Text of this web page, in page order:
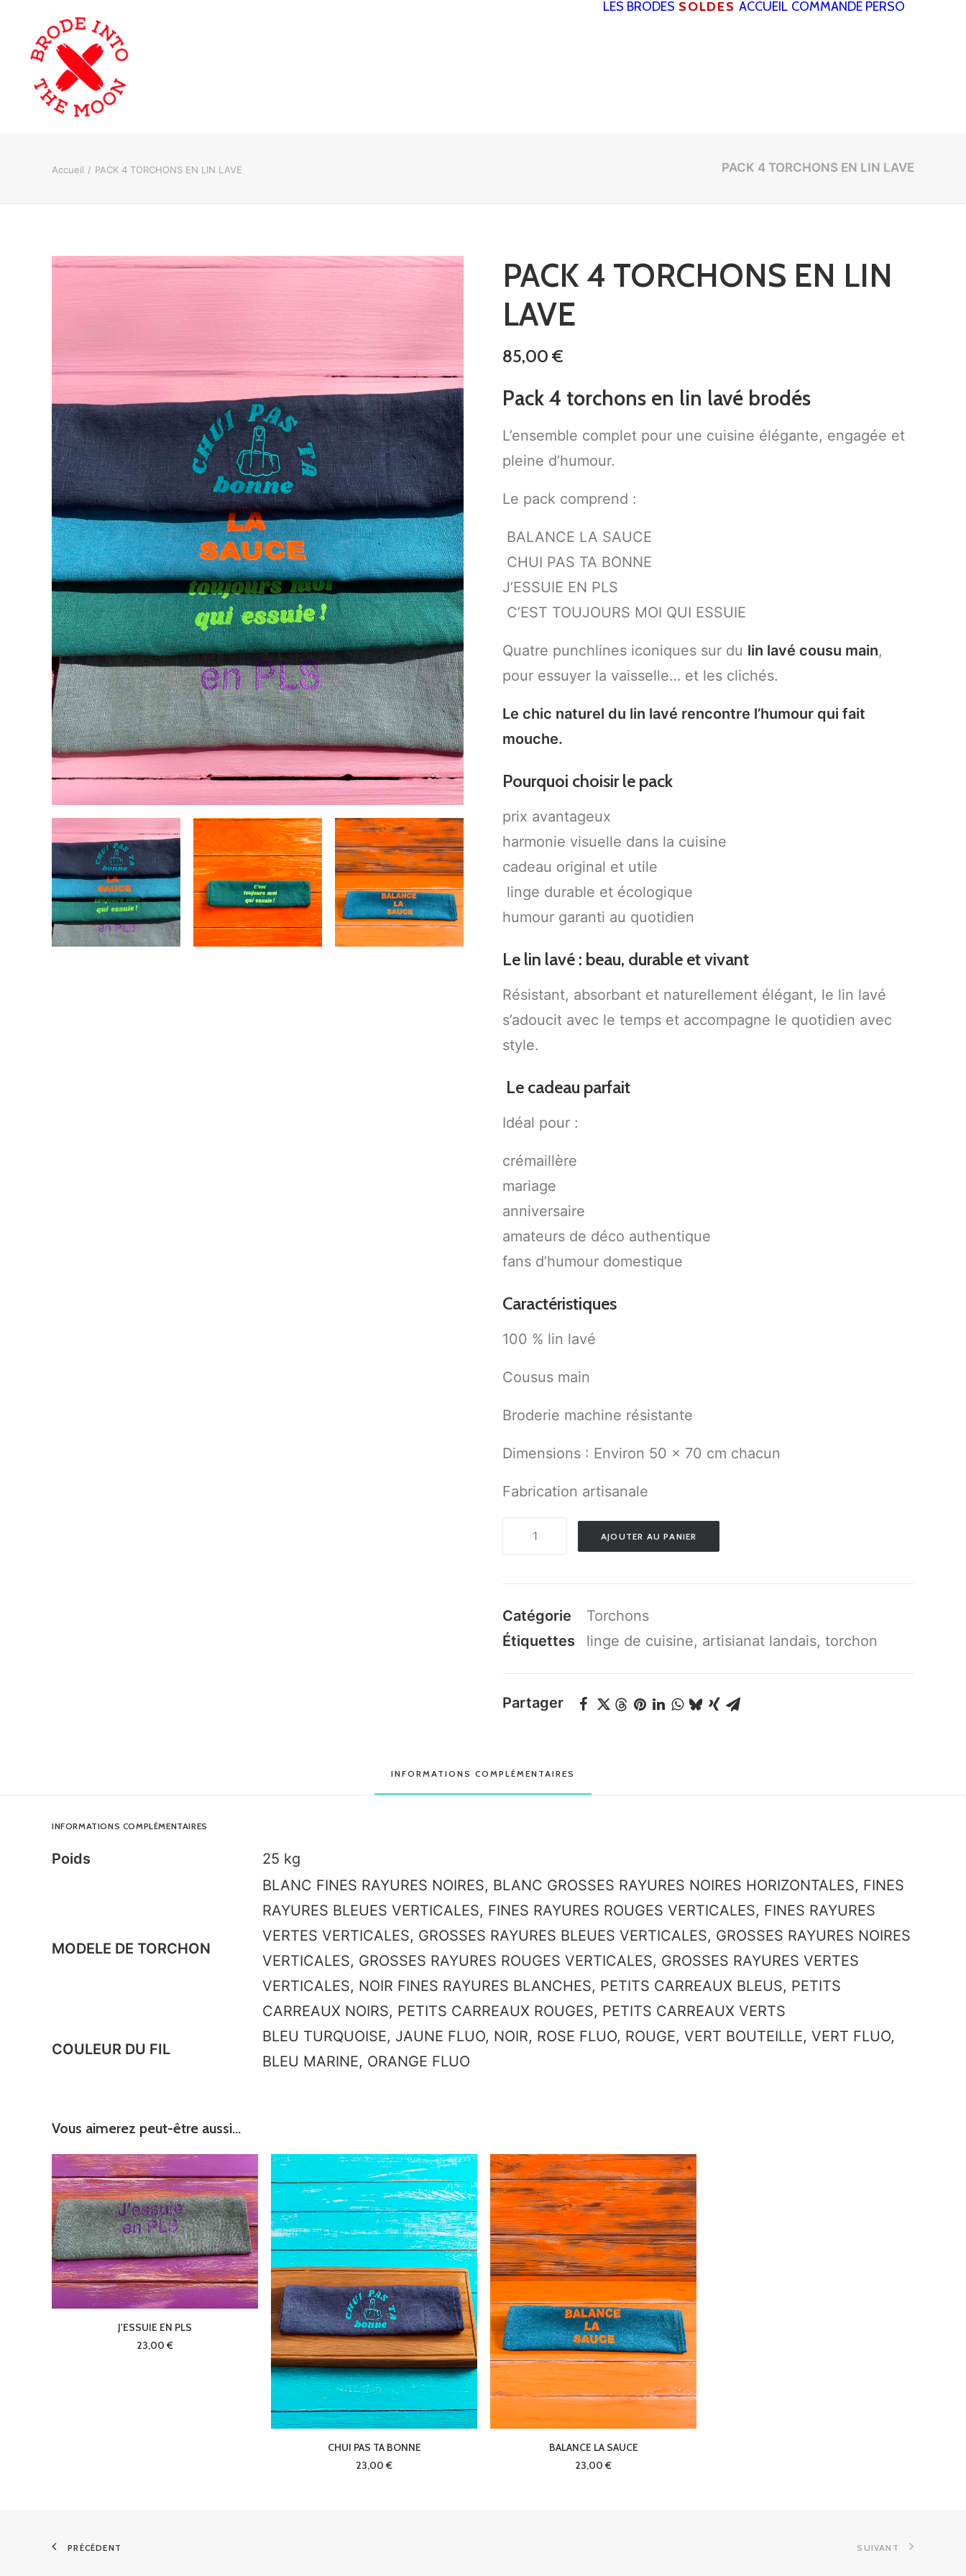
LES BRODES SOLDES ACCUEIL COMMANDE PERSO
PACK 4 TORCHONS EN LIN LAVE
Accueil PACK 4 TORCHONS EN LIN LAVE
PACK 4 TORCHONS EN LIN
LAVE
85,00 €
Pack 4 torchons en lin lavé brodés
L’ensemble complet pour une cuisine élégante, engagée et
pleine d’humour.
Le pack comprend :
BALANCE LA SAUCE
CHUI PAS TA BONNE
J’ESSUIE EN PLS
C’EST TOUJOURS MOI QUI ESSUIE
Quatre punchlines iconiques sur du lin lavé cousu main,
pour essuyer la vaisselle… et les clichés.
Le chic naturel du lin lavé rencontre l’humour qui fait
mouche.
Pourquoi choisir le pack
prix avantageux
harmonie visuelle dans la cuisine
cadeau original et utile
linge durable et écologique
humour garanti au quotidien
Le lin lavé : beau, durable et vivant
Résistant, absorbant et naturellement élégant, le lin lavé
s’adoucit avec le temps et accompagne le quotidien avec
style.
Le cadeau parfait
Idéal pour :
crémaillère
mariage
anniversaire
amateurs de déco authentique
fans d’humour domestique
Caractéristiques
100 % lin lavé
Cousus main
Broderie machine résistante
Dimensions : Environ 50 x 70 cm chacun
Fabrication artisanale
quantité
TORCHONS
LAVE
AJOUTER AU PANIER
Catégorie
Torchons
Étiquettes
linge de cuisine, artisianat landais, torchon
Partager
INFORMATIONS COMPLÉMENTAIRES
INFORMATIONS COMPLÉMENTAIRES
Poids 25 kg
MODELE DE TORCHON
BLANC FINES RAYURES NOIRES, BLANC GROSSES RAYURES NOIRES HORIZONTALES, FINES
RAYURES BLEUES VERTICALES, FINES RAYURES ROUGES VERTICALES, FINES RAYURES
VERTES VERTICALES, GROSSES RAYURES BLEUES VERTICALES, GROSSES RAYURES NOIRES
VERTICALES, GROSSES RAYURES ROUGES VERTICALES, GROSSES RAYURES VERTES
VERTICALES, NOIR FINES RAYURES BLANCHES, PETITS CARREAUX BLEUS, PETITS
CARREAUX NOIRS, PETITS CARREAUX ROUGES, PETITS CARREAUX VERTS
COULEUR DU FIL
BLEU TURQUOISE, JAUNE FLUO, NOIR, ROSE FLUO, ROUGE, VERT BOUTEILLE, VERT FLUO,
BLEU MARINE, ORANGE FLUO
Vous aimerez peut-être aussi…
AJOUTER AU PANIER
J'ESSUIE EN PLS
23,00 €
AJOUTER AU PANIER
CHUI PAS TA BONNE
23,00 €
AJOUTER AU PANIER
BALANCE LA SAUCE
23,00 €
PRÉCÉDENT SUIVANT